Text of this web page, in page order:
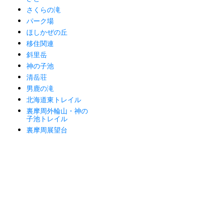
さくらの滝
パーク場
ほしかぜの丘
移住関連
斜里岳
神の子池
清岳荘
男鹿の滝
北海道東トレイル
裏摩周外輪山・神の
子池トレイル
裏摩周展望台